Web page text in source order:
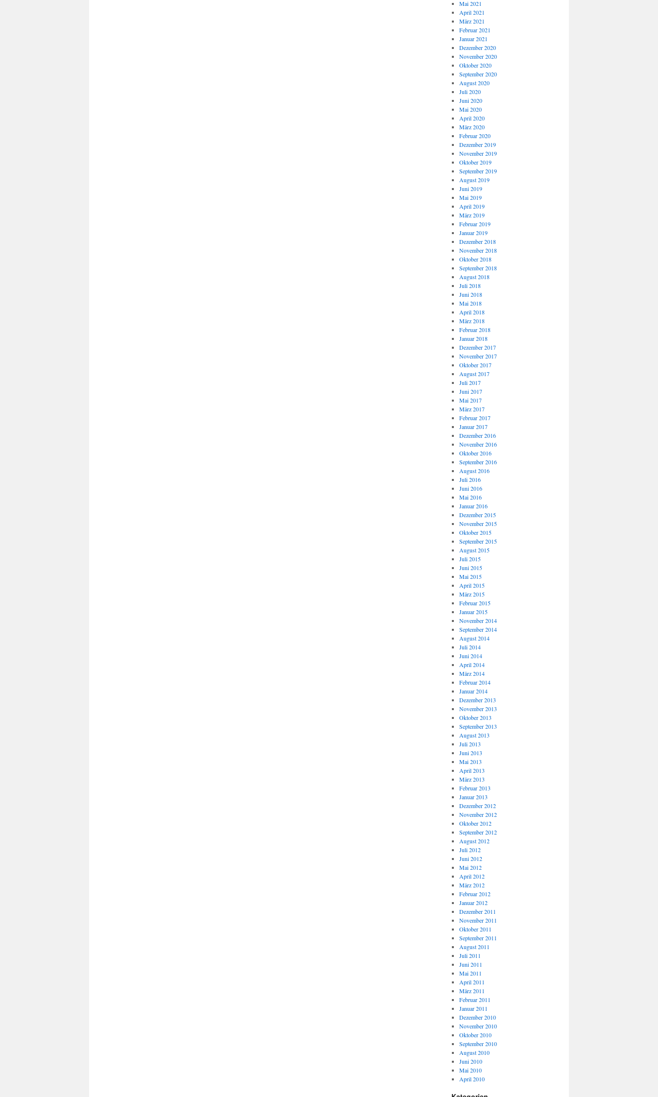
Mai 2021
April 2021
März 2021
Februar 2021
Januar 2021
Dezember 2020
November 2020
Oktober 2020
September 2020
August 2020
Juli 2020
Juni 2020
Mai 2020
April 2020
März 2020
Februar 2020
Dezember 2019
November 2019
Oktober 2019
September 2019
August 2019
Juni 2019
Mai 2019
April 2019
März 2019
Februar 2019
Januar 2019
Dezember 2018
November 2018
Oktober 2018
September 2018
August 2018
Juli 2018
Juni 2018
Mai 2018
April 2018
März 2018
Februar 2018
Januar 2018
Dezember 2017
November 2017
Oktober 2017
August 2017
Juli 2017
Juni 2017
Mai 2017
März 2017
Februar 2017
Januar 2017
Dezember 2016
November 2016
Oktober 2016
September 2016
August 2016
Juli 2016
Juni 2016
Mai 2016
Januar 2016
Dezember 2015
November 2015
Oktober 2015
September 2015
August 2015
Juli 2015
Juni 2015
Mai 2015
April 2015
März 2015
Februar 2015
Januar 2015
November 2014
September 2014
August 2014
Juli 2014
Juni 2014
April 2014
März 2014
Februar 2014
Januar 2014
Dezember 2013
November 2013
Oktober 2013
September 2013
August 2013
Juli 2013
Juni 2013
Mai 2013
April 2013
März 2013
Februar 2013
Januar 2013
Dezember 2012
November 2012
Oktober 2012
September 2012
August 2012
Juli 2012
Juni 2012
Mai 2012
April 2012
März 2012
Februar 2012
Januar 2012
Dezember 2011
November 2011
Oktober 2011
September 2011
August 2011
Juli 2011
Juni 2011
Mai 2011
April 2011
März 2011
Februar 2011
Januar 2011
Dezember 2010
November 2010
Oktober 2010
September 2010
August 2010
Juni 2010
Mai 2010
April 2010